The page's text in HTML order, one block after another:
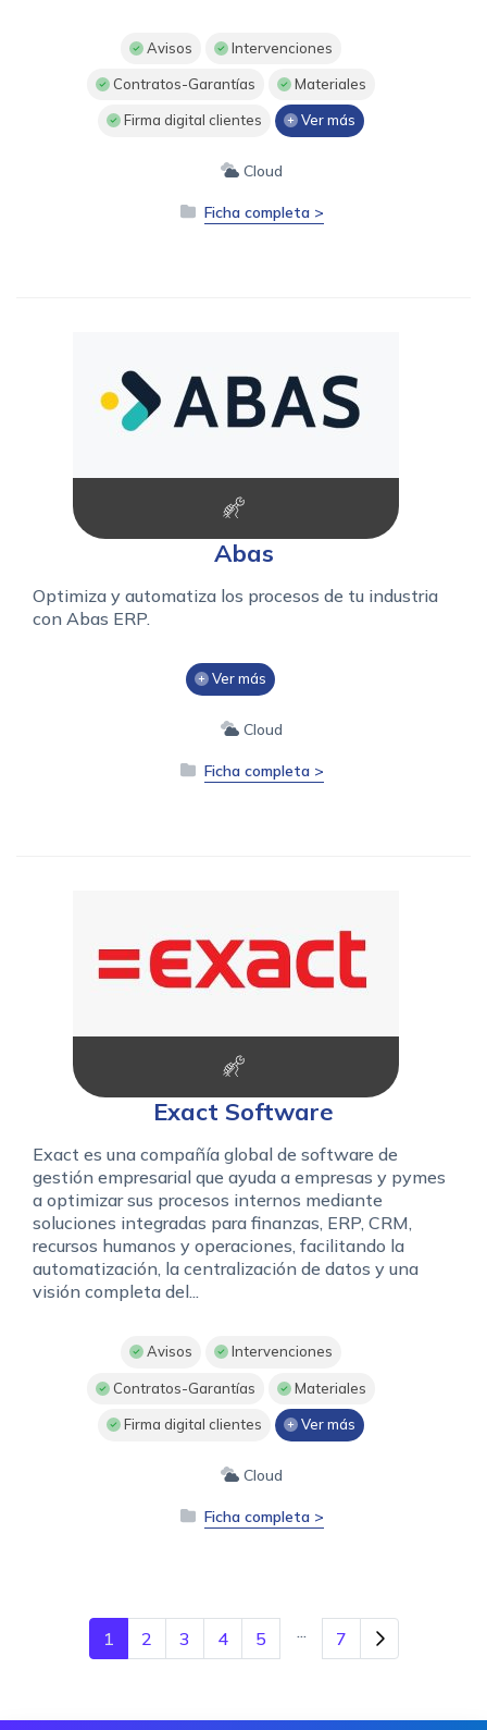
Avisos Intervenciones
Contratos-Garantías Materiales
Firma digital clientes Ver más
Cloud
Ficha completa >
Abas
Optimiza y automatiza los procesos de tu industria
con Abas ERP.
Ver más
Cloud
Ficha completa >
Exact Software
Exact es una compañía global de software de
gestión empresarial que ayuda a empresas y pymes
a optimizar sus procesos internos mediante
soluciones integradas para finanzas, ERP, CRM,
recursos humanos y operaciones, facilitando la
automatización, la centralización de datos y una
visión completa del...
Avisos Intervenciones
Contratos-Garantías Materiales
Firma digital clientes Ver más
Cloud
Ficha completa >
1 2 3 4 5 7